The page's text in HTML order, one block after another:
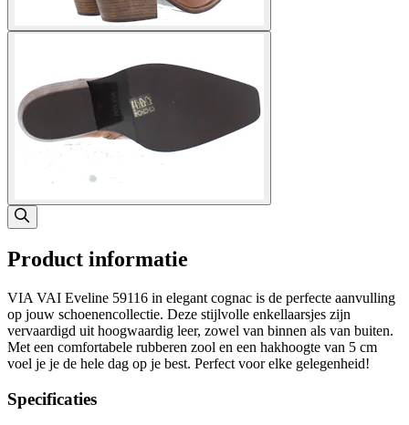
Product informatie
VIA VAI Eveline 59116 in elegant cognac is de perfecte aanvulling
op jouw schoenencollectie. Deze stijlvolle enkellaarsjes zijn
vervaardigd uit hoogwaardig leer, zowel van binnen als van buiten.
Met een comfortabele rubberen zool en een hakhoogte van 5 cm
voel je je de hele dag op je best. Perfect voor elke gelegenheid!
Specificaties